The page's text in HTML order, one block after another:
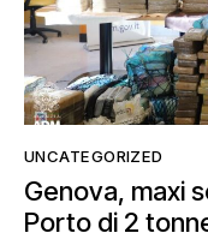
UNCATEGORIZED
Genova, maxi
Porto di 2